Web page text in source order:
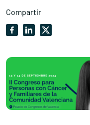
Compartir